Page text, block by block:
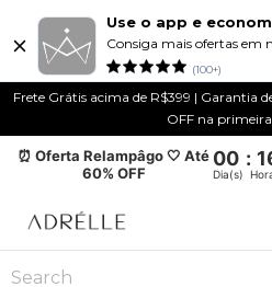
Use o app e
Consiga mais ofertas em
(100+)
Frete Grátis acima de R$399 | Garantia
OFF na
⏰ Oferta Relampâgo 🤍 Até
60% OFF
00 :
Dia(s)